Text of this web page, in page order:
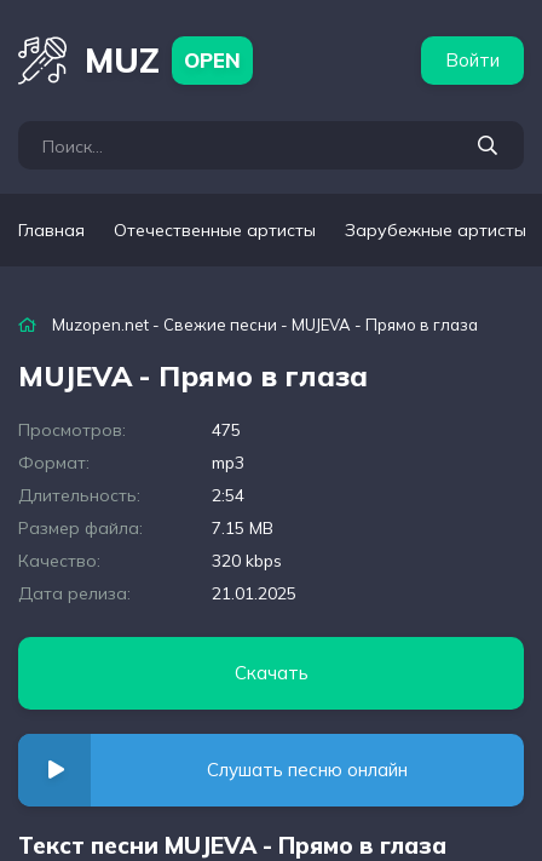
MUZ OPEN Войти
Главная Отечественные артисты Зарубежные артисты
Muzopen.net - Свежие песни - MUJEVA - Прямо в глаза
MUJEVA - Прямо в глаза
Просмотров:
475
Формат:
mp3
Длительность:
2:54
Размер файла:
7.15 MB
Качество:
320 kbps
Дата релиза:
21.01.2025
Скачать
Слушать песню онлайн
Текст песни MUJEVA - Прямо в глаза
артисты Популярные подборки